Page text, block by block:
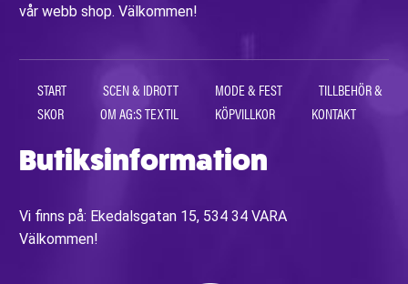
vår webb shop. Välkommen!
START SCEN & IDROTT MODE & FEST
TILLBEHÖR &
SKOR
OM AG:S TEXTIL KÖPVILLKOR KONTAKT
Butiksinformation
Vi finns på: Ekedalsgatan 15, 534 34 VARA
Välkommen!